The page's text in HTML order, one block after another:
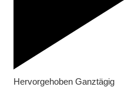
Hervorgehoben Ganztägig